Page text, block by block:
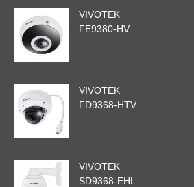
VIVOTEK
FE9380-HV
VIVOTEK
FD9368-HTV
VIVOTEK
SD9368-EHL